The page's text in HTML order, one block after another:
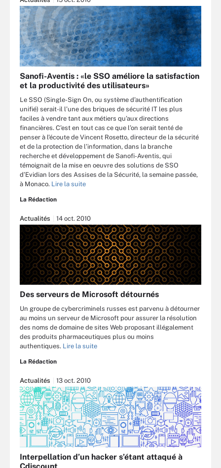
Sanofi-Aventis : «le SSO améliore la satisfaction
et la productivité des utilisateurs»
Le SSO (Single-Sign On, ou système d’authentification
unifié) serait-il l’une des briques de sécurité IT les plus
faciles à vendre tant aux métiers qu’aux directions
financières. C’est en tout cas ce que l’on serait tenté de
penser à l'écoute de Vincent Rosetto, directeur de la sécurité
et de la protection de l’information, dans la branche
recherche et développement de Sanofi-Aventis, qui
témoignait de la mise en oeuvre des solutions de SSO
d’Evidian lors des Assises de la Sécurité, la semaine passée,
à Monaco. Lire la suite
La Rédaction
Actualités 14 oct. 2010
Des serveurs de Microsoft détournés
Un groupe de cybercriminels russes est parvenu à détourner
au moins un serveur de Microsoft pour assurer la résolution
des noms de domaine de sites Web proposant illégalement
des produits pharmaceutiques plus ou moins
authentiques. Lire la suite
La Rédaction
Actualités 13 oct. 2010
Interpellation d’un hacker s’étant attaqué à